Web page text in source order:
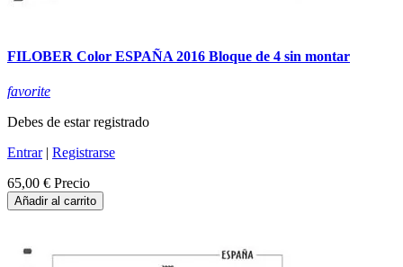
FILOBER Color ESPAÑA 2016 Bloque de 4 sin montar
favorite
Debes de estar registrado
Entrar| Registrarse
65,00 € Precio
Añadir al carrito